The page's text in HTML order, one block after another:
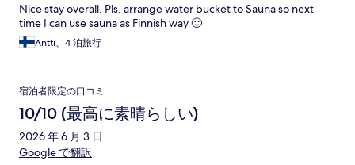
Nice stay overall. Pls. arrange water bucket to Sauna so next
time I can use sauna as Finnish way 🙂
Antti、4 泊旅行
宿泊者限定の口コミ
10/10 (最高に素晴らしい)
2026 年 6 月 3 日
Google で翻訳